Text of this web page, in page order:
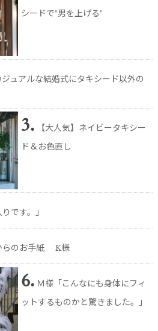
シードで"男を上げる"
ュアルな結婚式にタキシード以外の
3. 【大人気】ネイビータキシー
ド＆お色直し
です。」
らのお手紙 K様
6. Ｍ様「こんなにも身体にフィ
ットするものかと驚きました。」